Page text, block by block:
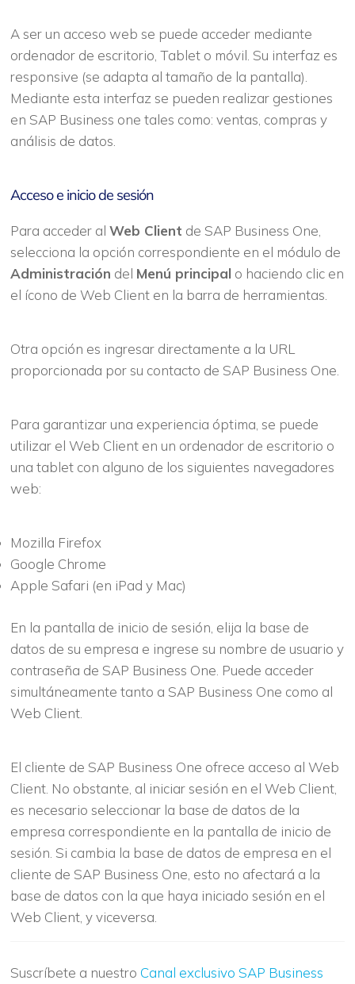
A ser un acceso web se puede acceder mediante
ordenador de escritorio, Tablet o móvil. Su interfaz es
responsive (se adapta al tamaño de la pantalla).
Mediante esta interfaz se pueden realizar gestiones
en SAP Business one tales como: ventas, compras y
análisis de datos.
Acceso e inicio de sesión
Para acceder al Web Client de SAP Business One,
selecciona la opción correspondiente en el módulo de
Administración del Menú principal o haciendo clic en
el ícono de Web Client en la barra de herramientas.
Otra opción es ingresar directamente a la URL
proporcionada por su contacto de SAP Business One.
Para garantizar una experiencia óptima, se puede
utilizar el Web Client en un ordenador de escritorio o
una tablet con alguno de los siguientes navegadores
web:
Mozilla Firefox
Google Chrome
Apple Safari (en iPad y Mac)
En la pantalla de inicio de sesión, elija la base de
datos de su empresa e ingrese su nombre de usuario y
contraseña de SAP Business One. Puede acceder
simultáneamente tanto a SAP Business One como al
Web Client.
El cliente de SAP Business One ofrece acceso al Web
Client. No obstante, al iniciar sesión en el Web Client,
es necesario seleccionar la base de datos de la
empresa correspondiente en la pantalla de inicio de
sesión. Si cambia la base de datos de empresa en el
cliente de SAP Business One, esto no afectará a la
base de datos con la que haya iniciado sesión en el
Web Client, y viceversa.
Suscríbete a nuestro Canal exclusivo SAP Business